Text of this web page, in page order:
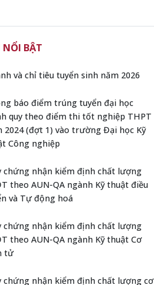
NỔI BẬT
và chỉ tiêu tuyển sinh năm 2026
báo điểm trúng tuyển đại học
quy theo điểm thi tốt nghiệp THPT
2024 (đợt 1) vào trường Đại học Kỹ
Công nghiệp
chứng nhận kiểm định chất lượng
theo AUN-QA ngành Kỹ thuật điều
và Tự động hoá
chứng nhận kiểm định chất lượng
theo AUN-QA ngành Kỹ thuật Cơ
tử
chứng nhận kiểm định chất lượng cơ